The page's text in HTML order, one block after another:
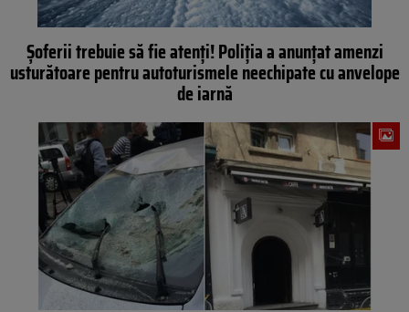
Șoferii trebuie să fie atenți! Poliția a anunțat amenzi
usturătoare pentru autoturismele neechipate cu anvelope
de iarnă